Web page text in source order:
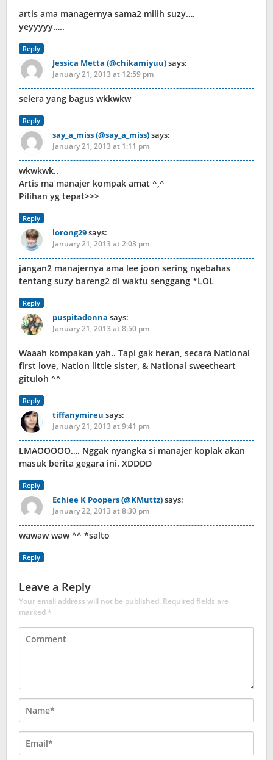
artis ama managernya sama2 milih suzy….
yeyyyyy…..
Reply
Jessica Metta (@chikamiyuu)says:
January 21, 2013 at 12:59 pm
selera yang bagus wkkwkw
Reply
say_a_miss (@say_a_miss)says:
January 21, 2013 at 1:11 pm
wkwkwk..
Artis ma manajer kompak amat ^,^
Pilihan yg tepat>>>
Reply
lorong29says:
January 21, 2013 at 2:03 pm
jangan2 manajernya ama lee joon sering ngebahas
tentang suzy bareng2 di waktu senggang *LOL
Reply
puspitadonna says:
January 21, 2013 at 8:50 pm
Waaah kompakan yah.. Tapi gak heran, secara National
first love, Nation little sister, & National sweetheart
gituloh ^^
Reply
tiffanymireu says:
January 21, 2013 at 9:41 pm
LMAOOOOO…. Nggak nyangka si manajer koplak akan
masuk berita gegara ini. XDDDD
Reply
Echiee K Poopers (@KMuttz)says:
January 22, 2013 at 8:30 pm
wawaw waw ^^ *salto
Reply
Leave a Reply
Your email address will not be published. Required fields are
marked*